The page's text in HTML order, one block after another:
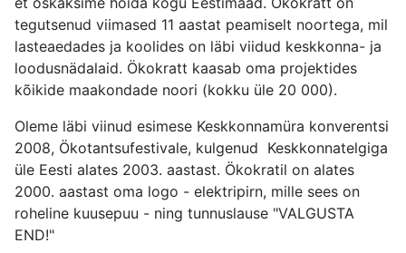
tegutsenud viimased 11 aastat peamiselt noortega, mil
lasteaedades ja koolides on läbi viidud keskkonna- ja
loodusnädalaid. Ökokratt kaasab oma projektides
kõikide maakondade noori (kokku üle 20 000).
Oleme läbi viinud esimese Keskkonnamüra konverentsi
2008, Ökotantsufestivale, kulgenud Keskkonnatelgiga
üle Eesti alates 2003. aastast. Ökokratil on alates
2000. aastast oma logo - elektripirn, mille sees on
roheline kuusepuu - ning tunnuslause "VALGUSTA
END!"